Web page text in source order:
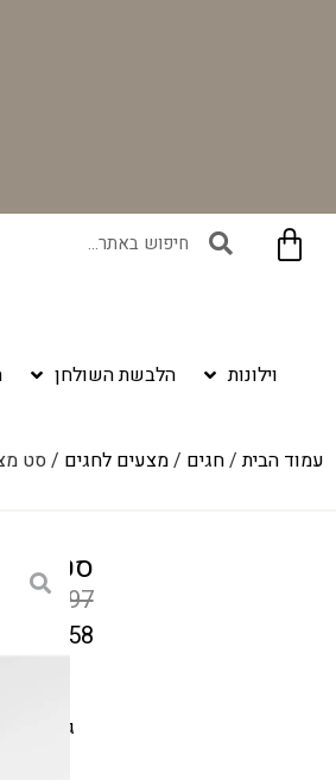
וילונות הלבשת השולחן
עמוד הבית/חגים /מצעים לחגים / סט
סט
₪ 697
558
הואגודל